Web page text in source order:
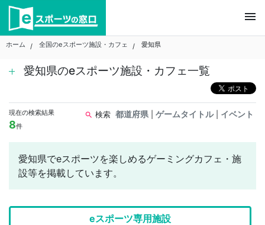
Skip
content
menu
ホーム 全国のeスポーツ施設・カフェ 愛知県
愛知県のeスポーツ施設・カフェ一覧
現在の検索結果
8件
search 検索 都道府県 ゲームタイトル イベント
愛知県でeスポーツを楽しめるゲーミングカフェ・施
設等を掲載しています。
eスポーツ専用施設